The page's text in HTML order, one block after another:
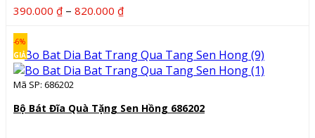
390.000 ₫ – 820.000 ₫Khoảng
390.000 ₫
đến
-6%
GIẢM
Mã SP: 686202
Bộ Bát Đĩa Quà Tặng Sen Hồng 686202